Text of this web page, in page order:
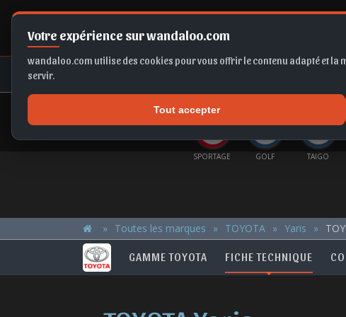
Votre expérience sur wandaloo.com
wandaloo.com utilise des cookies pour vous offrir le contenu adapté et
servir.
Tout accepter
SPORTAGE GOLF TAIGO
Toutes les marques TOYOTA Yaris
GAMME TOYOTA FICHE TECHNIQUE